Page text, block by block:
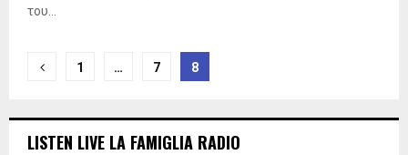
του...
Posts
1 … 7 8
LISTEN LIVE LA FAMIGLIA RADIO